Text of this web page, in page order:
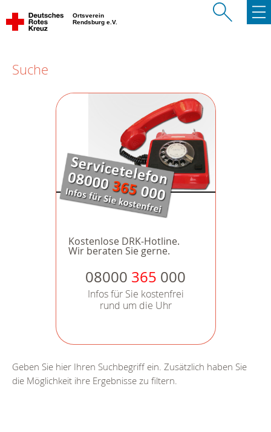
Ortsverein
Rendsburg e.V.
Suche
Kostenlose DRK-Hotline.
Wir beraten Sie gerne.
08000 365 000
Infos für Sie kostenfrei
rund um die Uhr
Geben Sie hier Ihren Suchbegriff ein. Zusätzlich haben Sie
die Möglichkeit ihre Ergebnisse zu filtern.